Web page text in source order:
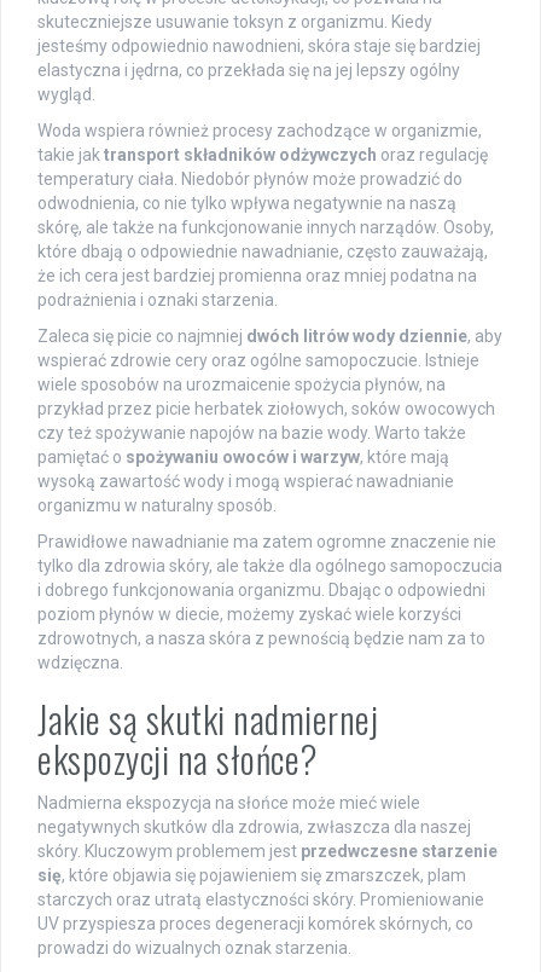
skuteczniejsze usuwanie toksyn z organizmu. Kiedy
jesteśmy odpowiednio nawodnieni, skóra staje się bardziej
elastyczna i jędrna, co przekłada się na jej lepszy ogólny
wygląd.
Woda wspiera również procesy zachodzące w organizmie,
takie jak transport składników odżywczych oraz regulację
temperatury ciała. Niedobór płynów może prowadzić do
odwodnienia, co nie tylko wpływa negatywnie na naszą
skórę, ale także na funkcjonowanie innych narządów. Osoby,
które dbają o odpowiednie nawadnianie, często zauważają,
że ich cera jest bardziej promienna oraz mniej podatna na
podrażnienia i oznaki starzenia.
Zaleca się picie co najmniej dwóch litrów wody dziennie, aby
wspierać zdrowie cery oraz ogólne samopoczucie. Istnieje
wiele sposobów na urozmaicenie spożycia płynów, na
przykład przez picie herbatek ziołowych, soków owocowych
czy też spożywanie napojów na bazie wody. Warto także
pamiętać o spożywaniu owoców i warzyw, które mają
wysoką zawartość wody i mogą wspierać nawadnianie
organizmu w naturalny sposób.
Prawidłowe nawadnianie ma zatem ogromne znaczenie nie
tylko dla zdrowia skóry, ale także dla ogólnego samopoczucia
i dobrego funkcjonowania organizmu. Dbając o odpowiedni
poziom płynów w diecie, możemy zyskać wiele korzyści
zdrowotnych, a nasza skóra z pewnością będzie nam za to
wdzięczna.
Jakie są skutki nadmiernej
ekspozycji na słońce?
Nadmierna ekspozycja na słońce może mieć wiele
negatywnych skutków dla zdrowia, zwłaszcza dla naszej
skóry. Kluczowym problemem jest przedwczesne starzenie
się, które objawia się pojawieniem się zmarszczek, plam
starczych oraz utratą elastyczności skóry. Promieniowanie
UV przyspiesza proces degeneracji komórek skórnych, co
prowadzi do wizualnych oznak starzenia.